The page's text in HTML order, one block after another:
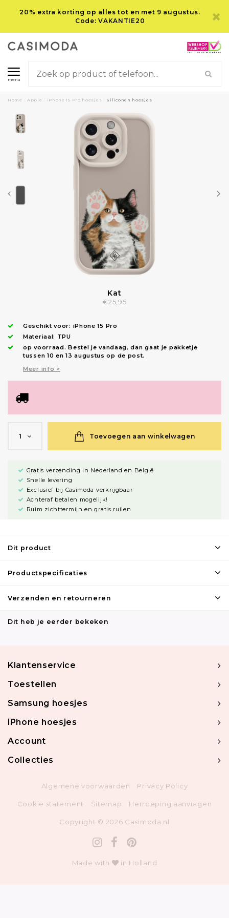
20% extra korting op alles tot en met 9 augustus.
Code: VAKANTIE20
menu
Home Apple iPhone 15 Pro hoesjes Siliconen hoesjes
Kat
€25,95
Geschikt voor: iPhone 15 Pro
Materiaal: TPU
op voorraad.Bestel je vandaag, dan gaat je pakketje
tussen 10 en 13 augustus op de post.
Meer info >
1 Toevoegen aan winkelwagen
Gratis verzending in Nederland en België
Snelle levering
Exclusief bij Casimoda verkrijgbaar
Achteraf betalen mogelijk!
Ruim zichttermijn en gratis ruilen
Dit product
Productspecificaties
Verzenden en retourneren
Dit heb je eerder bekeken
Klantenservice
Toestellen
Samsung hoesjes
iPhone hoesjes
Account
Collecties
Algemene voorwaarden Privacy Policy
Cookie statement Sitemap Herroeping aanvragen
Copyright © 2026 Casimoda.nl
Made with in Holland